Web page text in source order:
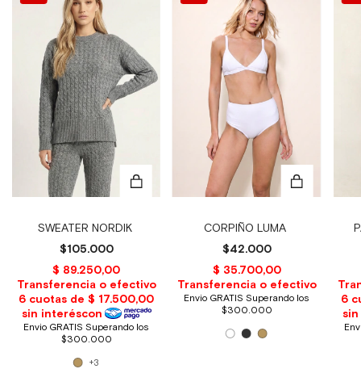
SWEATER NORDIK
$105.000
+3
CORPIÑO LUMA
$42.000